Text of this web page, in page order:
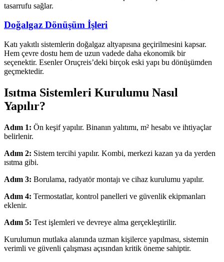
tasarrufu sağlar.
Doğalgaz Dönüşüm İşleri
Katı yakıtlı sistemlerin doğalgaz altyapısına geçirilmesini kapsar.
Hem çevre dostu hem de uzun vadede daha ekonomik bir
seçenektir. Esenler Oruçreis’deki birçok eski yapı bu dönüşümden
geçmektedir.
Isıtma Sistemleri Kurulumu Nasıl
Yapılır?
Adım 1: Ön keşif yapılır. Binanın yalıtımı, m² hesabı ve ihtiyaçlar
belirlenir.
Adım 2: Sistem tercihi yapılır. Kombi, merkezi kazan ya da yerden
ısıtma gibi.
Adım 3: Borulama, radyatör montajı ve cihaz kurulumu yapılır.
Adım 4: Termostatlar, kontrol panelleri ve güvenlik ekipmanları
eklenir.
Adım 5: Test işlemleri ve devreye alma gerçekleştirilir.
Kurulumun mutlaka alanında uzman kişilerce yapılması, sistemin
verimli ve güvenli çalışması açısından kritik öneme sahiptir.